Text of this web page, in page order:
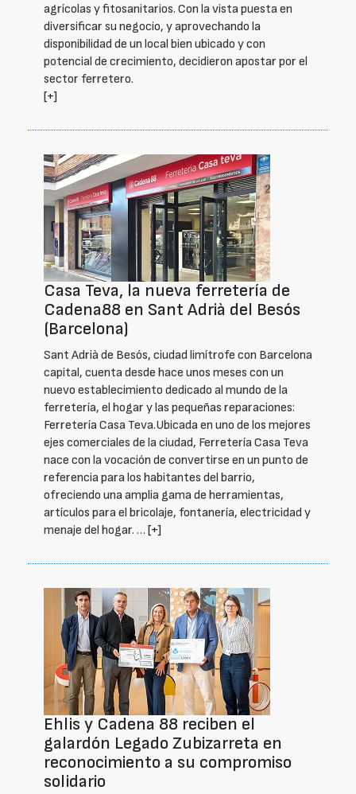
agrícolas y fitosanitarios. Con la vista puesta en
diversificar su negocio, y aprovechando la
disponibilidad de un local bien ubicado y con
potencial de crecimiento, decidieron apostar por el
sector ferretero.
[+]
Casa Teva, la nueva ferretería de
Cadena88 en Sant Adrià del Besós
(Barcelona)
Sant Adrià de Besós, ciudad limítrofe con Barcelona
capital, cuenta desde hace unos meses con un
nuevo establecimiento dedicado al mundo de la
ferretería, el hogar y las pequeñas reparaciones:
Ferretería Casa Teva.Ubicada en uno de los mejores
ejes comerciales de la ciudad, Ferretería Casa Teva
nace con la vocación de convertirse en un punto de
referencia para los habitantes del barrio,
ofreciendo una amplia gama de herramientas,
artículos para el bricolaje, fontanería, electricidad y
menaje del hogar. … [+]
Ehlis y Cadena 88 reciben el
galardón Legado Zubizarreta en
reconocimiento a su compromiso
solidario